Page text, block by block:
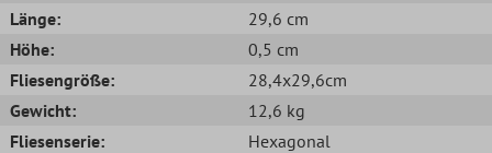
Länge:
29,6 cm
Höhe:
0,5 cm
Fliesengröße:
28,4x29,6cm
Gewicht:
12,6 kg
Fliesenserie:
Hexagonal